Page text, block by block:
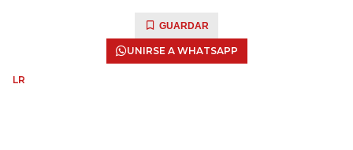
GUARDAR
UNIRSE A WHATSAPP
LR